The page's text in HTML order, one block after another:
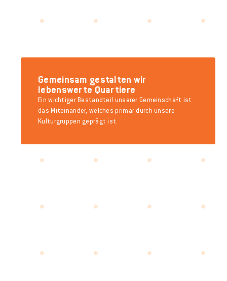
Gemeinsam gestalten wir
lebenswerte Quartiere
Ein wichtiger Bestandteil unserer Gemeinschaft ist
das Miteinander, welches primär durch unsere
Kulturgruppen geprägt ist.